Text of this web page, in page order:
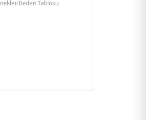
Beden Tablosu